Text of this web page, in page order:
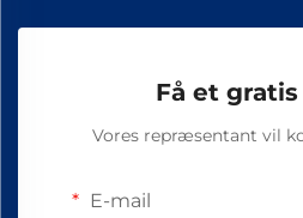
Få et
Vores repræsentant vil
E-mail